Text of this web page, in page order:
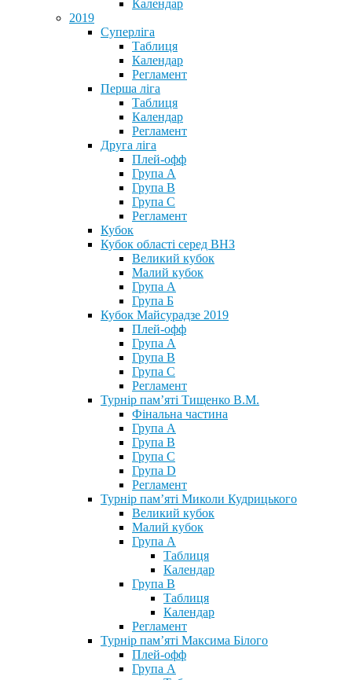
Календар
2019
Суперліга
Таблиця
Календар
Регламент
Перша ліга
Таблиця
Календар
Регламент
Друга ліга
Плей-офф
Група А
Група В
Група С
Регламент
Кубок
Кубок області серед ВНЗ
Великий кубок
Малий кубок
Група А
Група Б
Кубок Майсурадзе 2019
Плей-офф
Група А
Група В
Група С
Регламент
Турнір пам’яті Тищенко В.М.
Фінальна частина
Група А
Група В
Група С
Група D
Регламент
Турнір пам’яті Миколи Кудрицького
Великий кубок
Малий кубок
Група А
Таблиця
Календар
Група В
Таблиця
Календар
Регламент
Турнір пам’яті Максима Білого
Плей-офф
Група А